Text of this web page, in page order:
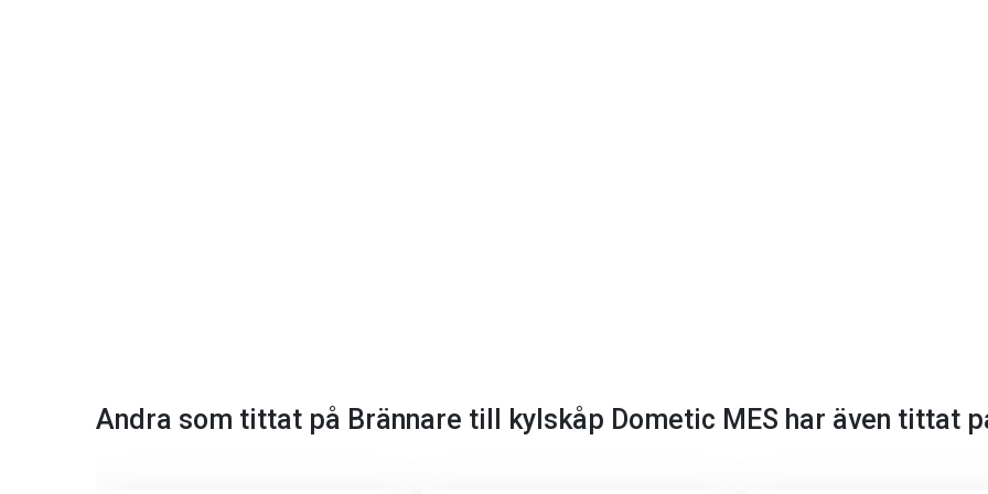
Andra som tittat på Brännare till kylskåp Dometic MES har även tittat